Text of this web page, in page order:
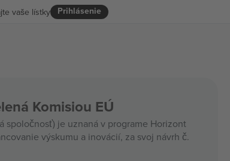
Prihlásenie
vaše lístky
Komisiou EÚ
spoločnosť) je uznaná v programe Horizont
výskumu a inovácií, za svoj návrh č.